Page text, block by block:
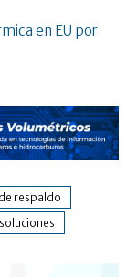
en EU por
respaldo
soluciones